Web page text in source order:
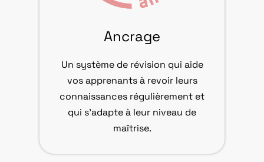
Ancrage
Un système de révision qui aide
vos apprenants à revoir leurs
connaissances régulièrement et
qui s’adapte à leur niveau de
maîtrise.